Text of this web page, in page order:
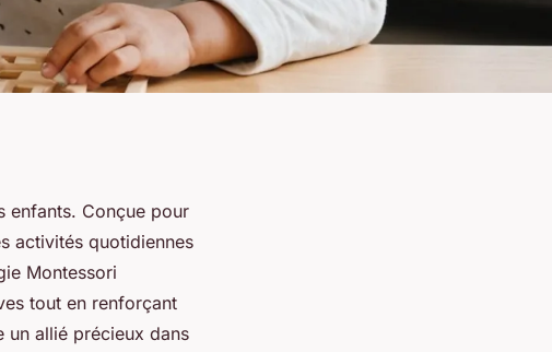
enfants. Conçue pour
activités quotidiennes
Montessori
tout en renforçant
un allié précieux dans